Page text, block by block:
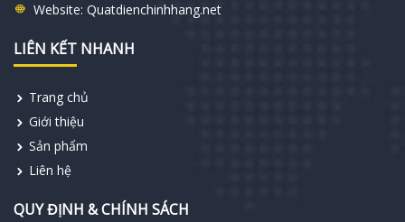
Website: Quatdienchinhhang.net
LIÊN KẾT NHANH
Trang chủ
Giới thiệu
Sản phẩm
Liên hệ
QUY ĐỊNH & CHÍNH SÁCH